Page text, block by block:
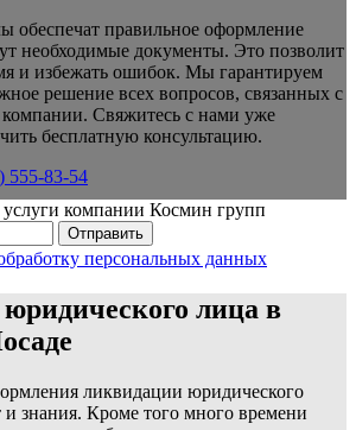
обеспечат правильное оформление
необходимые документы. Это позволит
и избежать ошибок. Мы гарантируем
решение всех вопросов, связанных с
Свяжитесь с нами уже
бесплатную консультацию.
555-83-54
компании Космин групп
персональных данных
лица в
ликвидации юридического
и знания. Кроме того много времени